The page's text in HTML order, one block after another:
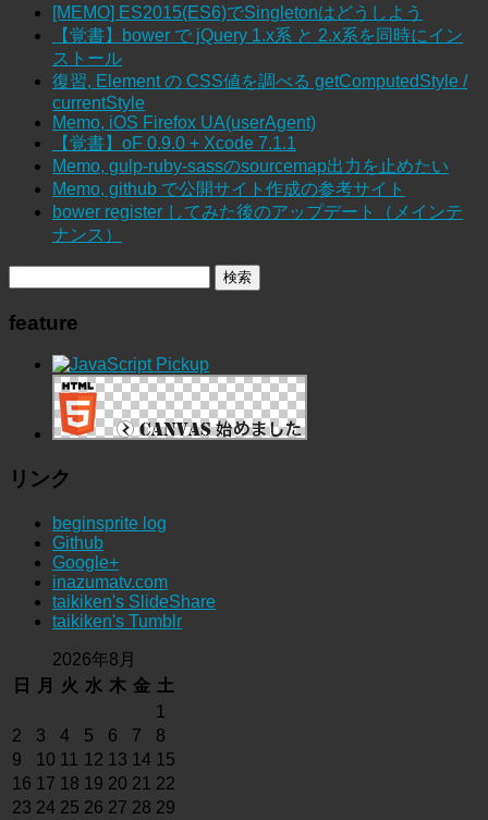
[MEMO] ES2015(ES6)でSingletonはどうしよう
【覚書】bower で jQuery 1.x系 と 2.x系を同時にイン
ストール
復習, Element の CSS値を調べる getComputedStyle /
currentStyle
Memo, iOS Firefox UA(userAgent)
【覚書】oF 0.9.0 + Xcode 7.1.1
Memo, gulp-ruby-sassのsourcemap出力を止めたい
Memo, github で公開サイト作成の参考サイト
bower register してみた後のアップデート（メインテ
ナンス）
feature
リンク
beginsprite log
Github
Google+
inazumatv.com
taikiken's SlideShare
taikiken's Tumblr
2026年8月
日
月 火 水 木 金 土
1
2
3 4 5 6 7
8
9
10 11 12 13 14 15
16 17 18 19 20 21 22
23 24 25 26 27 28 29